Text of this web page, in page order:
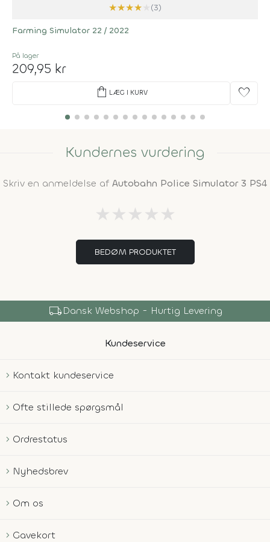
★★★★
(3)
Farming Simulator 22 / 2022
På lager
209,95 kr
shopping_bag LÆG I KURV favorite
Kundernes vurdering
Skriv en anmeldelse af Autobahn Police Simulator 3 PS4
★ ★ ★ ★ ★
BEDØM PRODUKTET
local_shippingDansk Webshop - Hurtig Levering
Kundeservice
Kontakt kundeservice
Ofte stillede spørgsmål
Ordrestatus
Nyhedsbrev
Om os
Gavekort